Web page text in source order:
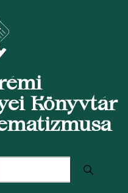
Könyvtár